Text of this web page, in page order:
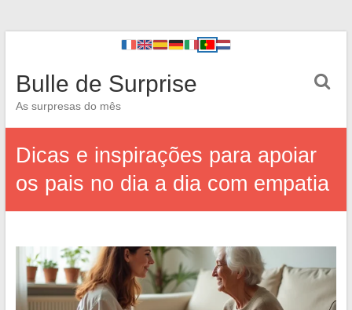
Bulle de Surprise
As surpresas do mês
Dicas e inspirações para apoiar
os pais no dia a dia com empatia